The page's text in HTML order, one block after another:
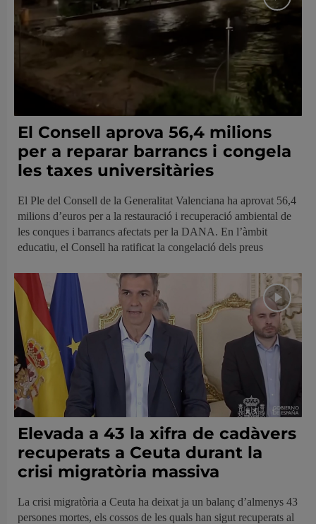
El Consell aprova 56,4 milions
per a reparar barrancs i congela
les taxes universitàries
El Ple del Consell de la Generalitat Valenciana ha aprovat 56,4
milions d’euros per a la restauració i recuperació ambiental de
les conques i barrancs afectats per la DANA. En l’àmbit
educatiu, el Consell ha ratificat la congelació dels preus
Elevada a 43 la xifra de cadàvers
recuperats a Ceuta durant la
crisi migratòria massiva
La crisi migratòria a Ceuta ha deixat ja un balanç d’almenys 43
persones mortes, els cossos de les quals han sigut recuperats al